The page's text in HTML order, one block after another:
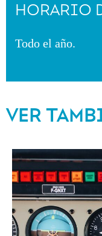
HORARIO
Todo el año.
VER